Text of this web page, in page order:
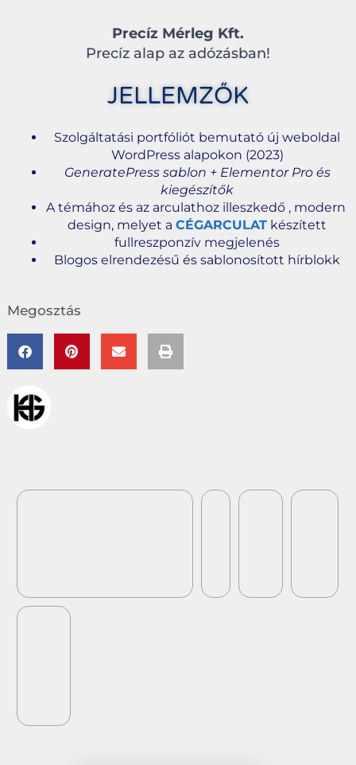
Precíz Mérleg Kft.
Precíz alap az adózásban!
JELLEMZŐK
Szolgáltatási portfóliót bemutató új weboldal
WordPress alapokon (2023)
GeneratePress sablon + Elementor Pro és
kiegészítők
A témához és az arculathoz illeszkedő , modern
design, melyet a CÉGARCULAT készített
fullreszponzív megjelenés
Blogos elrendezésű és sablonosított hírblokk
Megosztás